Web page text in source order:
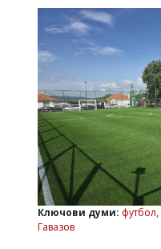
РАЗСЛЕДВАНЕ
БИЗНЕС
Управители:
Веселин
Василев,
v.vasilev@flagman.bg
Касабова,
k.kassabova@flagman.bg
Ключови думи: футбол,
Гавазов